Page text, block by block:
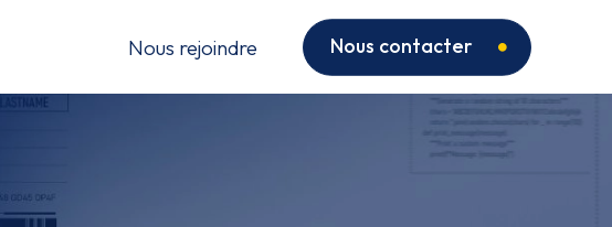
Nous rejoindre Nous contacter